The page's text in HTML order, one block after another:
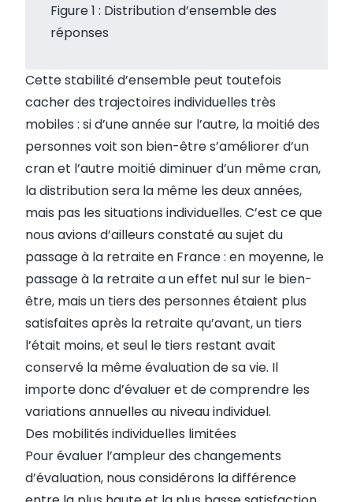
Figure 1 : Distribution d’ensemble des
réponses
Cette stabilité d’ensemble peut toutefois
cacher des trajectoires individuelles très
mobiles : si d’une année sur l’autre, la moitié des
personnes voit son bien-être s’améliorer d’un
cran et l’autre moitié diminuer d’un même cran,
la distribution sera la même les deux années,
mais pas les situations individuelles. C’est ce que
nous avions d’ailleurs constaté au sujet du
passage à la retraite en France : en moyenne, le
passage à la retraite a un effet nul sur le bien-
être, mais un tiers des personnes étaient plus
satisfaites après la retraite qu’avant, un tiers
l’était moins, et seul le tiers restant avait
conservé la même évaluation de sa vie. Il
importe donc d’évaluer et de comprendre les
variations annuelles au niveau individuel.
Des mobilités individuelles limitées
Pour évaluer l’ampleur des changements
d’évaluation, nous considérons la différence